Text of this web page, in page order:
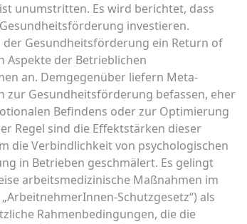
unumstritten. Es wird berichtet, dass
investieren.
Gesundheitsförderung ein Return of
Aspekte der Betrieblichen
an. Demgegenüber liefern Meta-
zur Gesundheitsförderung befassen, eher
Befindens oder zur Optimierung
Regel sind die Effektstärken dieser
die Verbindlichkeit von psychologischen
in Betrieben geschmälert. Es gelingt
arbeitsmedizinische Maßnahmen im
Schutzgesetz“) als
Rahmenbedingungen, die die